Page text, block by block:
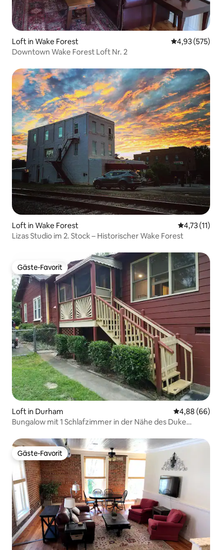
Loft in Wake Forest
4,93 (575)
Downtown Wake Forest Loft Nr. 2
Loft in Wake Forest
4,73 (11)
Lizas Studio im 2. Stock – Historischer Wake Forest
Gäste-Favorit
Gäste-Favorit
Loft in Durham
4,88 (66)
Bungalow mit 1 Schlafzimmer in der Nähe des Duke
Gäste-Favorit
Gäste-Favorit